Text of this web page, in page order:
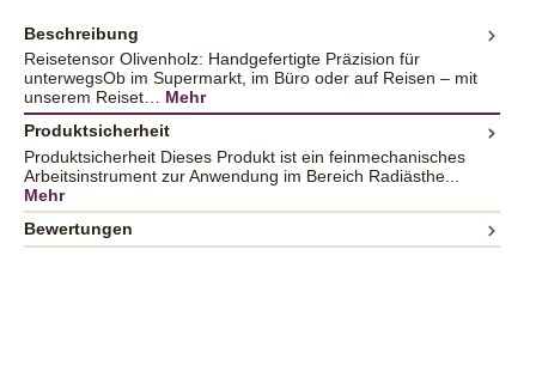
Beschreibung
Reisetensor Olivenholz: Handgefertigte Präzision für
unterwegsOb im Supermarkt, im Büro oder auf Reisen – mit
unserem Reiset… Mehr
Produktsicherheit
Produktsicherheit Dieses Produkt ist ein feinmechanisches
Arbeitsinstrument zur Anwendung im Bereich Radiästhe...
Mehr
Bewertungen